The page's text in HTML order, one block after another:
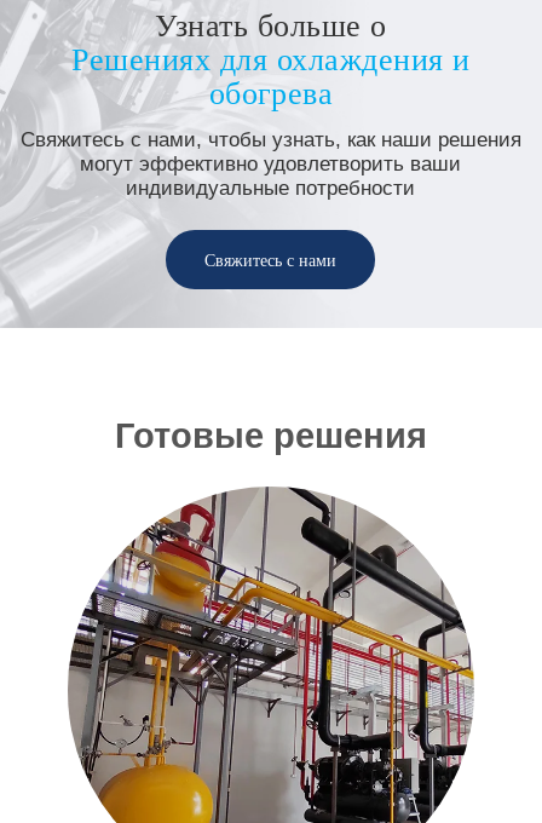
Узнать больше о
Решениях для охлаждения и
обогрева
Свяжитесь с нами, чтобы узнать, как наши решения
могут эффективно удовлетворить ваши
индивидуальные потребности
Свяжитесь с нами
Готовые решения